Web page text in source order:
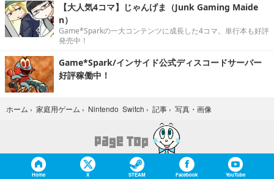
【大人気4コマ】じゃんげま（Junk Gaming Maide
n）
Game*Sparkの一大コンテンツに成長した4コマ。単行本も好評
発売中！
Game*Spark/インサイド公式ディスコードサーバー
好評稼働中！
ホーム › 家庭用ゲーム › Nintendo Switch › 記事 › 写真・画像
Home X STEAM Facebook YouTube